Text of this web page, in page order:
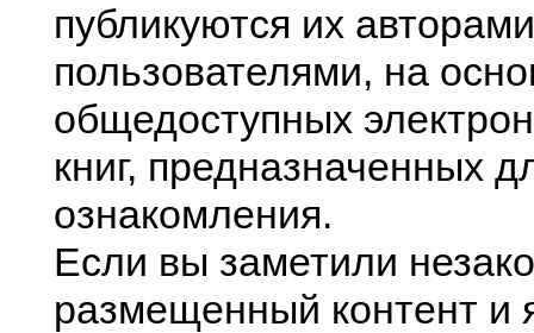
публикуются их
пользователями, на
общедоступных
книг, предназначенных
ознакомления.
Если вы заметили
размещенный контент и